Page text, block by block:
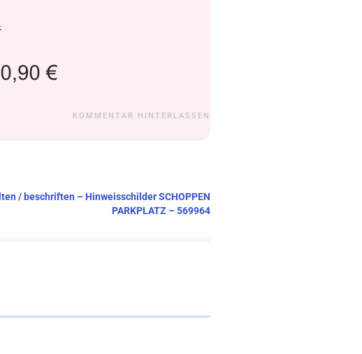
KOMMENTAR HINTERLASSEN
/ beschriften – Hinweisschilder SCHOPPEN
PARKPLATZ – 569964